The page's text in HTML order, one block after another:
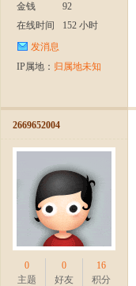
爆
金钱
92
在线时间
152 小时
发消息
IP属地： 归属地未知
2669652004
0
主题
0
好友
16
积分